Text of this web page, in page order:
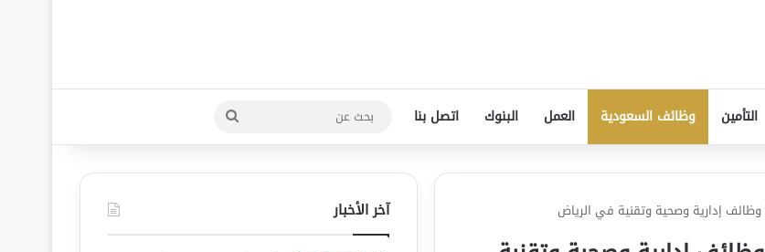
التأمين وظائف السعودية العمل البنوك اتصل بنا
بحث
عن
آخر الأخبار